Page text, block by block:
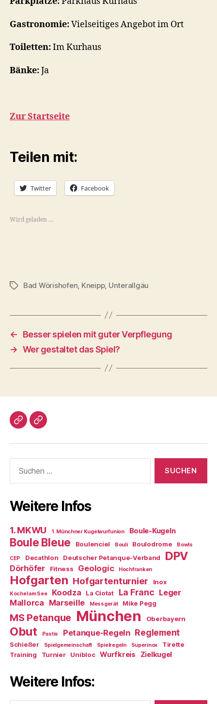
Gastronomie:Vielseitiges Angebot im Ort
Toiletten:Im Kurhaus
Bänke:Ja
Zur Startseite
Teilen mit:
Twitter Facebook
Wird geladen …
Schlagwörter
Bad Wörishofen Kneipp, Unterallgäu
←
Besser spielen mit guter Verpflegung
→ Wer gestaltet das Spiel?
Impressum/DatSchutz
Beliebte
nach:
Weitere Infos
1. MKWU 1. Münchner Kugelwurfunion Boule-Kugeln
Boule Bleue Boulenciel Bouli Boulodrome Bowls
CEP Decathlon Deutscher Petanque-Verband DPV
Dörhöfer Fitness Geologic Hochfranken
Hofgarten Hofgartenturnier Inox
Kochel am See Koodza La Ciotat La Franc Leger
Mallorca Marseille Messgerät Mike Pegg
MS Petanque München Oberbayern
Obut Pastis Petanque-Regeln Reglement
Schießer Spielgemeinschaft Spielregeln Superinox
Tirette
Training
Turnier Unibloc Wurfkreis Zielkugel
Weitere Infos: